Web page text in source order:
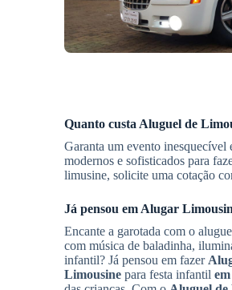
Quanto custa Aluguel de
Garanta um evento
modernos e sofisticados para
limusine, solicite uma cotação
Já pensou em Alugar
Encante a garotada com o
com música de baladinha,
infantil? Já pensou em fazer
Limousine para festa infantil